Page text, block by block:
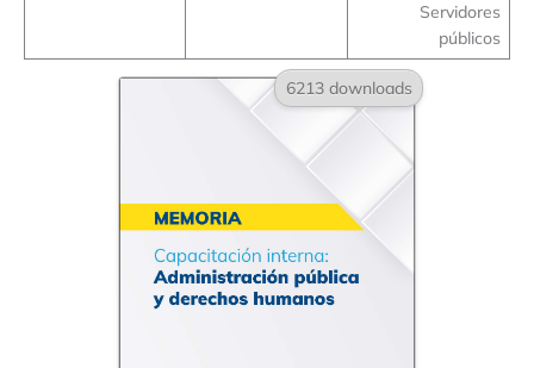
Servidores
públicos
6213 downloads